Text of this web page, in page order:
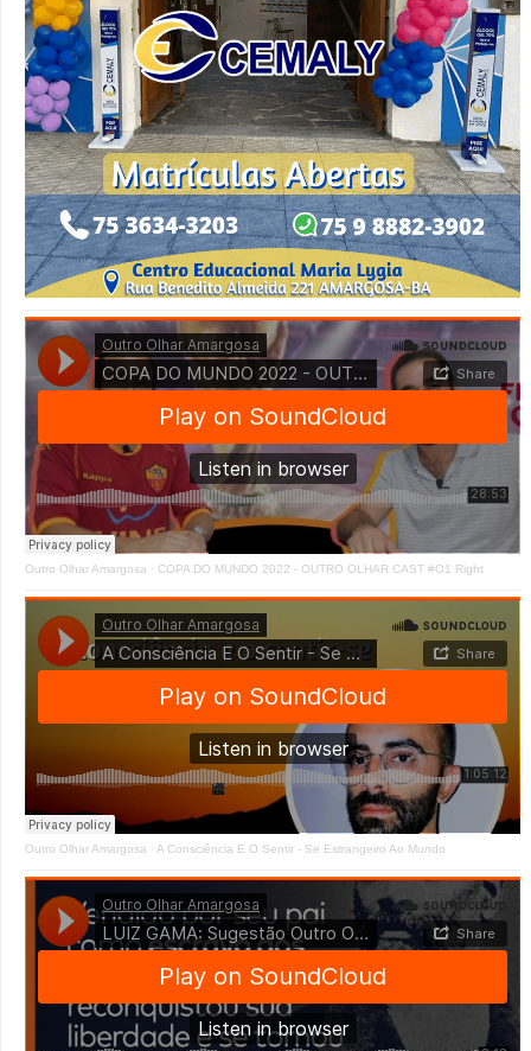
Outro Olhar Amargosa · COPA DO MUNDO 2022 - OUTRO OLHAR CAST #O1 Right
Outro Olhar Amargosa · A Consciência E O Sentir - Se Estrangeiro Ao Mundo